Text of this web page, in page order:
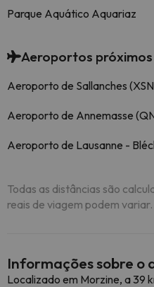
Parque Aquático Aquariaz
Aeroportos próximos
Aeroporto de Sallanches
Aeroporto de Annemasse
Aeroporto de Lausanne -
Todas as distâncias são
reais de viagem podem variar.
Informações sobre o
Localizado em Morzine, a 39